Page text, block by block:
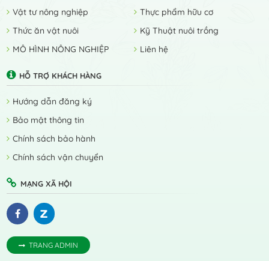
Vật tư nông nghiệp
Thực phẩm hữu cơ
Thức ăn vật nuôi
Kỹ Thuật nuôi trồng
MÔ HÌNH NÔNG NGHIỆP
Liên hệ
HỖ TRỢ KHÁCH HÀNG
Hướng dẫn đăng ký
Bảo mật thông tin
Chính sách bảo hành
Chính sách vận chuyển
MẠNG XÃ HỘI
TRANG ADMIN